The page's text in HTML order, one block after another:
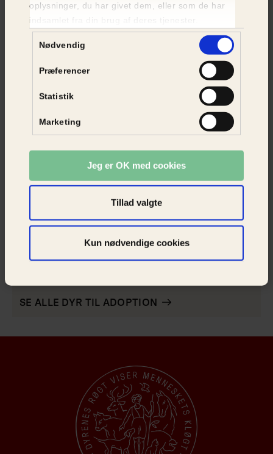
oplysninger, du har givet dem, eller som de har
Nødvendig
Præferencer
Statistik
Marketing
Jeg er OK med cookies
Tillad valgte
Kun nødvendige cookies
Katte til adoption
SE KATTE
SE ALLE DYR TIL ADOPTION